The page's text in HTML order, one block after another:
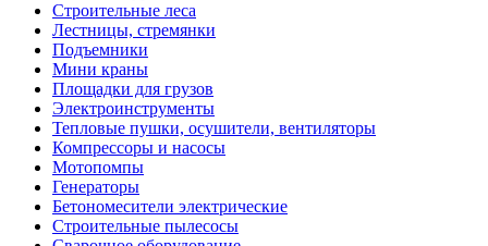
Строительные леса
Лестницы, стремянки
Подъемники
Мини краны
Площадки для грузов
Электроинструменты
Тепловые пушки, осушители, вентиляторы
Компрессоры и насосы
Мотопомпы
Генераторы
Бетономесители электрические
Строительные пылесосы